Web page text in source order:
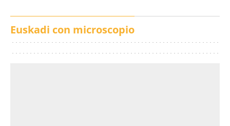
Euskadi con microscopio